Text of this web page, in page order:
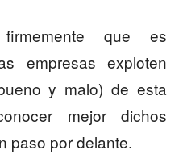
que es
empresas exploten
y malo) de esta
mejor dichos
paso por delante.